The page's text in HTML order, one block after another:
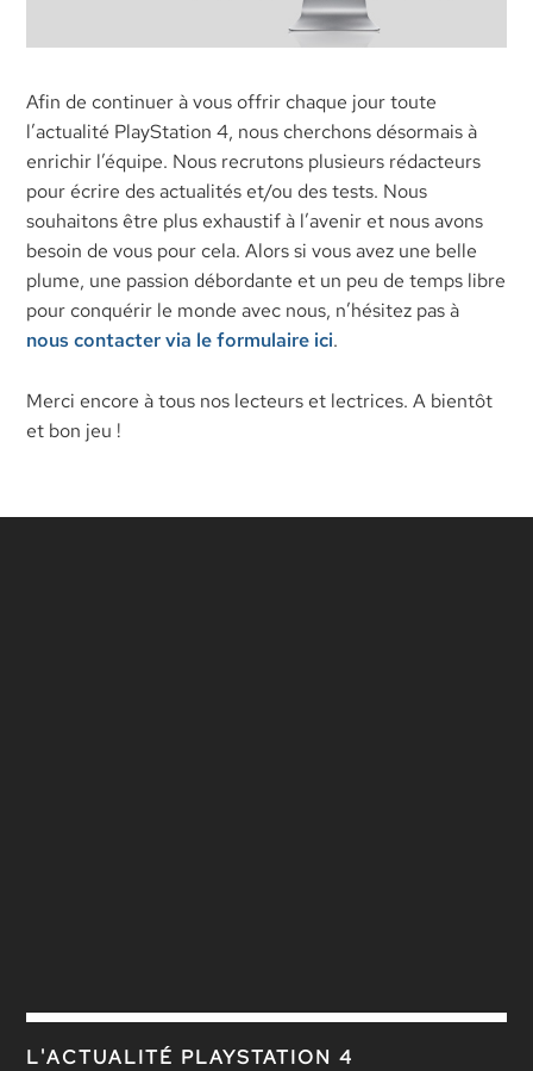
Afin de continuer à vous offrir chaque jour toute
l’actualité PlayStation 4, nous cherchons désormais à
enrichir l’équipe. Nous recrutons plusieurs rédacteurs
pour écrire des actualités et/ou des tests. Nous
souhaitons être plus exhaustif à l’avenir et nous avons
besoin de vous pour cela. Alors si vous avez une belle
plume, une passion débordante et un peu de temps libre
pour conquérir le monde avec nous, n’hésitez pas à
nous contacter via le formulaire ici.
Merci encore à tous nos lecteurs et lectrices. A bientôt
et bon jeu !
L'ACTUALITÉ PLAYSTATION 4